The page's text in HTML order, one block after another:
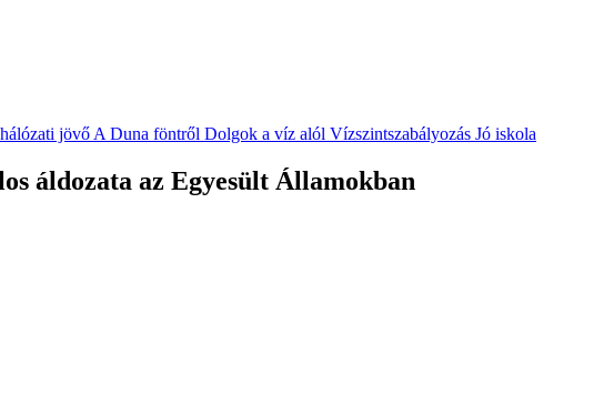
jövő A Duna föntről Dolgok a víz alól Vízszintszabályozás Jó iskola
áldozata az Egyesült Államokban